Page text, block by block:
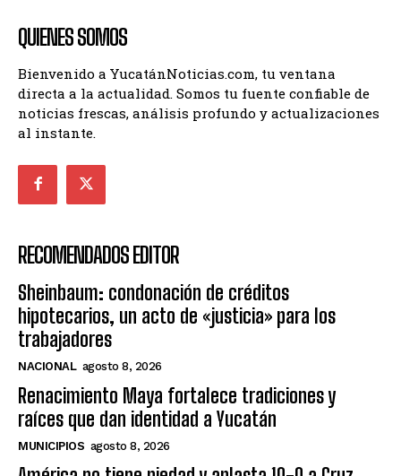
QUIENES SOMOS
Bienvenido a YucatánNoticias.com, tu ventana
directa a la actualidad. Somos tu fuente confiable de
noticias frescas, análisis profundo y actualizaciones
al instante.
RECOMENDADOS EDITOR
Sheinbaum: condonación de créditos
hipotecarios, un acto de «justicia» para los
trabajadores
NACIONAL agosto 8, 2026
Renacimiento Maya fortalece tradiciones y
raíces que dan identidad a Yucatán
MUNICIPIOS agosto 8, 2026